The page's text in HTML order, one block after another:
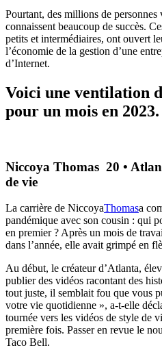
Pourtant, des millions de
connaissent beaucoup de succès.
petits et intermédiaires, ont ouvert
l’économie de la gestion d’une
d’Internet.
Voici une ventilation
pour un mois en 2023.
Niccoya Thomas 20 •
de vie
La carrière de NiccoyaThomasa
pandémique avec son cousin : qui
en premier ? Après un mois de
dans l’année, elle avait grimpé en
Au début, le créateur d’Atlanta,
publier des vidéos racontant des
tout juste, il semblait fou que vous
votre vie quotidienne », a-t-elle
tournée vers les vidéos de style de
première fois. Passer en revue le
Taco Bell.